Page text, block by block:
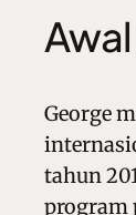
George
tahun
program